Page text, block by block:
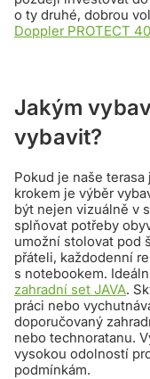
o ty druhé, dobrou
Doppler PROTECT
Jakým
vybavit?
Pokud je naše
krokem je výběr
být nejen vizuálně v
splňovat potřeby
umožní stolovat pod
přáteli, každodenní
s notebookem.
zahradní set JAVA.
práci nebo
doporučovaný
nebo technoratanu.
vysokou odolností
podmínkám.